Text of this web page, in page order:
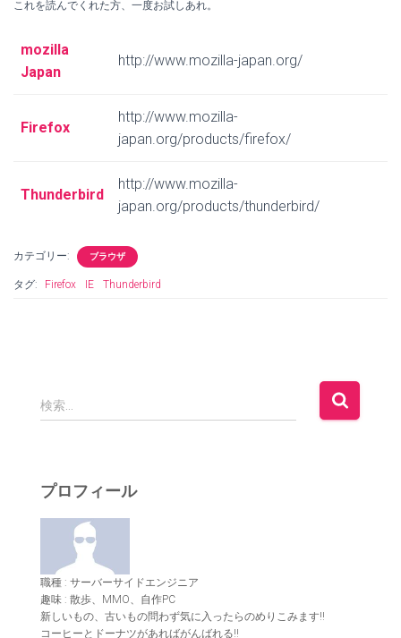
これを読んでくれた方、一度お試しあれ。
mozilla
Japan
http://www.mozilla-japan.org/
Firefox
http://www.mozilla-
japan.org/products/firefox/
Thunderbird
http://www.mozilla-
japan.org/products/thunderbird/
カテゴリー: ブラウザ
タグ: Firefox IE Thunderbird
検
索
検索…
プロフィール
職種 : サーバーサイドエンジニア
趣味 : 散歩、MMO、自作PC
新しいもの、古いもの問わず気に入ったらのめりこみます!!
コーヒーとドーナツがあればがんばれる!!